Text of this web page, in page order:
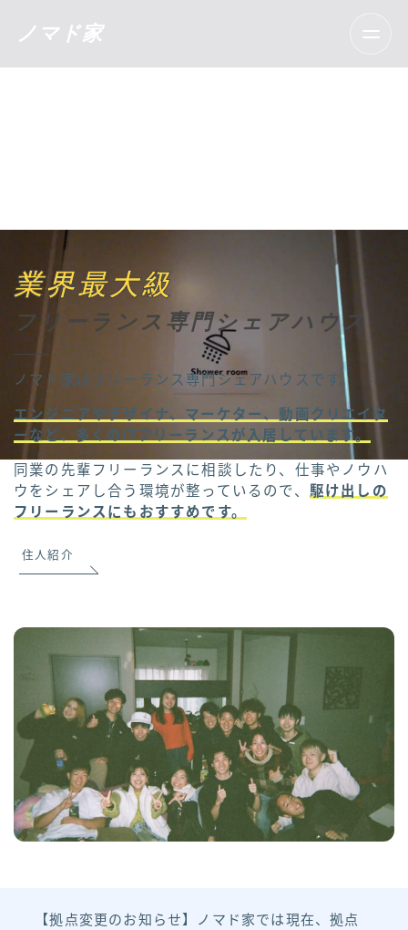
ノマド家 メニ
業界最大級
フリーランス専門シェアハウス
ノマド家はフリーランス専門シェアハウスです。
エンジニアやデザイナ、マーケター、動画クリエイタ
ーなど、多くのITフリーランスが入居しています。
同業の先輩フリーランスに相談したり、仕事やノウハ
ウをシェアし合う環境が整っているので、 駆け出しの
フリーランスにもおすすめです。
住人紹介
【拠点変更のお知らせ】ノマド家では現在、拠点